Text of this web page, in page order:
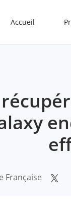
Accueil
Française